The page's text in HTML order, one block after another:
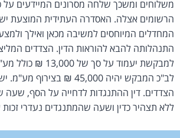
משלוחים ומשכך שלחה מסרונים המיידעים
הרשומים אצלה. האסדרה העתידית המוצעת
המחדלים המיוחסים למשיבה מכאן ואילך
התנהלותה להבא להוראות הדין. הצדדים
למבקשת יעמוד על סך
לב"כ המבקש יהיה 45,000 ₪
הצדדים. דין ההתנגדות לדחייה על הסף,
ללא תצהיר כדין ושעה שהמתנגדים נעדרי